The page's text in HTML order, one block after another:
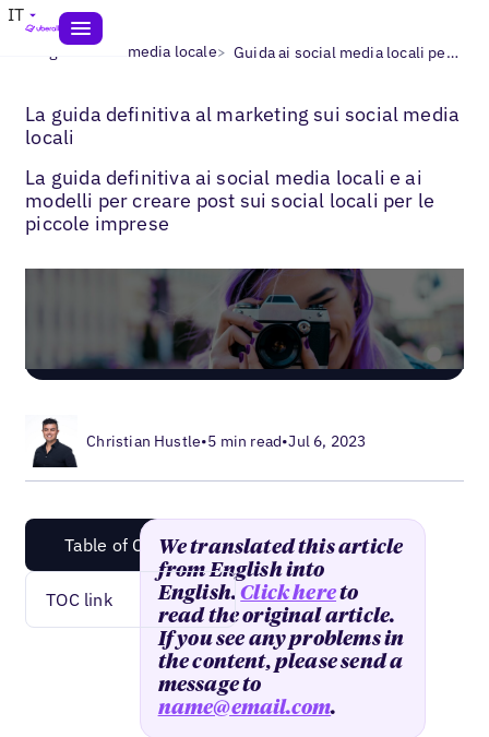
IT
Blogs> Social media locale> Guida ai social media locali per aziende con più sedi
La guida definitiva al marketing sui social media
locali
La guida definitiva ai social media locali e ai
modelli per creare post sui social locali per le
piccole imprese
Christian Hustle•5 min read•Jul 6, 2023
Table of Content
TOC link
We translated this article
from English into
English.Click hereto
read the original article.
If you see any problems in
the content, please send a
message to
name@email.com.